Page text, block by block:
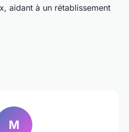
aidant à un rétablissement
M